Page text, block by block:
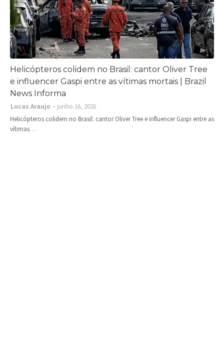
Helicópteros colidem no Brasil: cantor Oliver Tree
e influencer Gaspi entre as vítimas mortais | Brazil
News Informa
Lucas Araujo
junho 16, 2026
Helicópteros colidem no Brasil: cantor Oliver Tree e influencer Gaspi entre as
vítimas…